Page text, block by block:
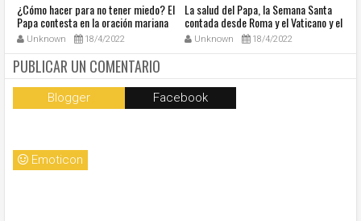
¿Cómo hacer para no tener miedo? El
Papa contesta en la oración mariana
de este lunes en la Plaza de San
Pedro
Unknown 18/4/2022
La salud del Papa, la Semana Santa
contada desde Roma y el Vaticano y el
resumen de noticias en audio
Unknown 18/4/2022
PUBLICAR UN COMENTARIO
Blogger Facebook
Emoticon